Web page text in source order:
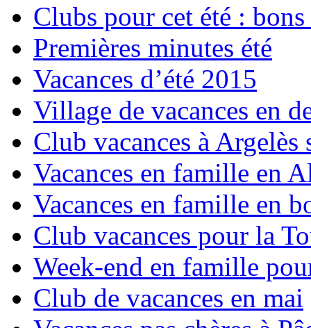
Clubs pour cet été :
Premières minutes été
Vacances d’été 2015
Village de vacances en
Club vacances à Argelès
Vacances en famille en
Vacances en famille en
Club vacances pour la
Week-end en famille
Club de vacances en mai